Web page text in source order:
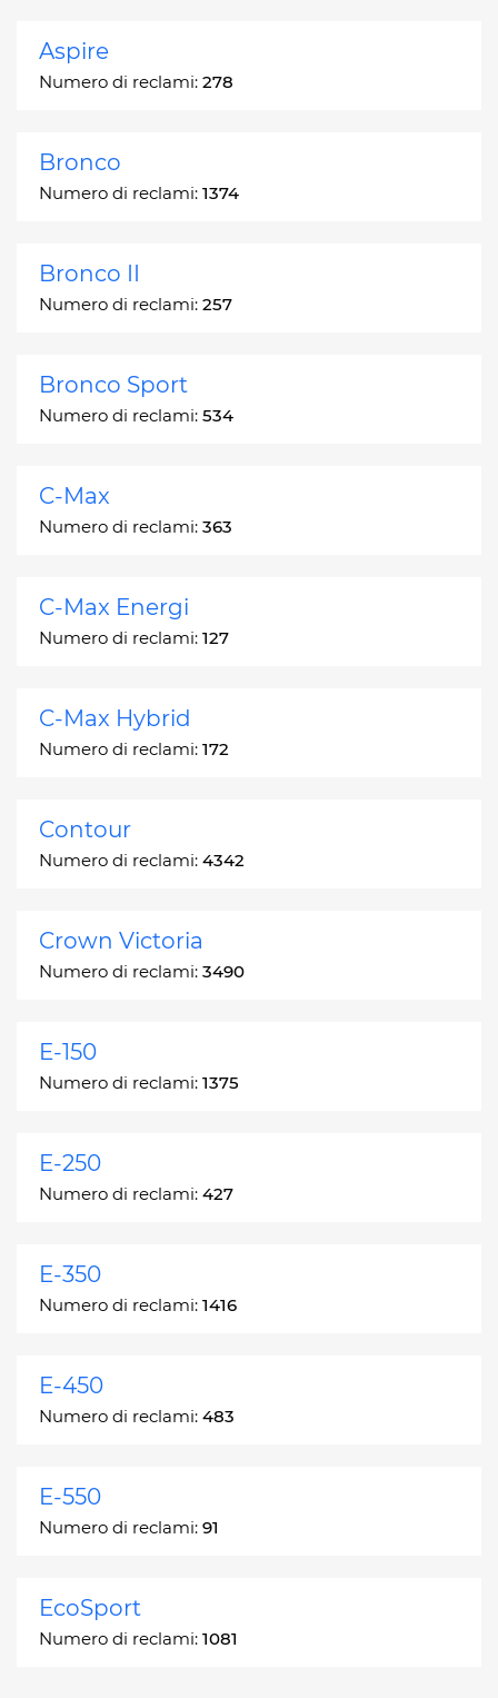
Aspire
Numero di reclami: 278
Bronco
Numero di reclami: 1374
Bronco II
Numero di reclami: 257
Bronco Sport
Numero di reclami: 534
C-Max
Numero di reclami: 363
C-Max Energi
Numero di reclami: 127
C-Max Hybrid
Numero di reclami: 172
Contour
Numero di reclami: 4342
Crown Victoria
Numero di reclami: 3490
E-150
Numero di reclami: 1375
E-250
Numero di reclami: 427
E-350
Numero di reclami: 1416
E-450
Numero di reclami: 483
E-550
Numero di reclami: 91
EcoSport
Numero di reclami: 1081